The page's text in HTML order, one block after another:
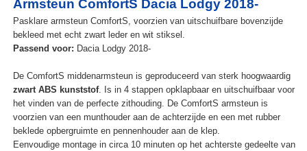
Armsteun ComfortS Dacia Lodgy 2018-
Pasklare armsteun ComfortS, voorzien van uitschuifbare bovenzijde
bekleed met echt zwart leder en wit stiksel.
Passend voor: Dacia Lodgy 2018-
De ComfortS middenarmsteun is geproduceerd van sterk hoogwaardig
zwart ABS kunststof. Is in 4 stappen opklapbaar en uitschuifbaar voor
het vinden van de perfecte zithouding. De ComfortS armsteun is
voorzien van een munthouder aan de achterzijde en een met rubber
beklede opbergruimte en pennenhouder aan de klep.
Eenvoudige montage in circa 10 minuten op het achterste gedeelte van